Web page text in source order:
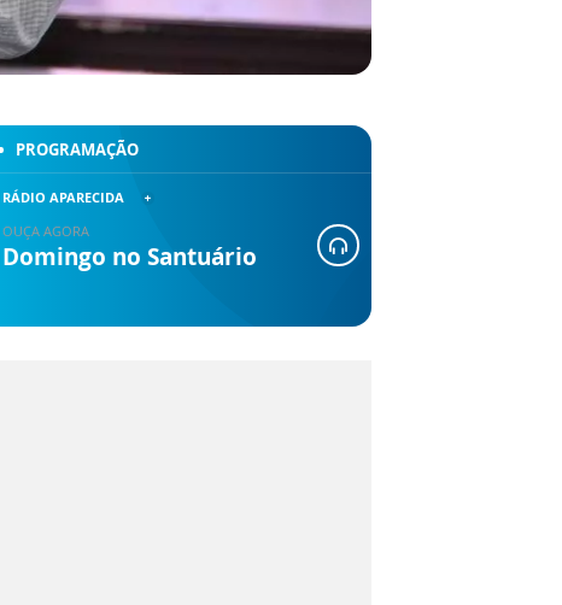
PROGRAMAÇÃO
RÁDIO APARECIDA
OUÇA AGORA
Domingo no Santuário